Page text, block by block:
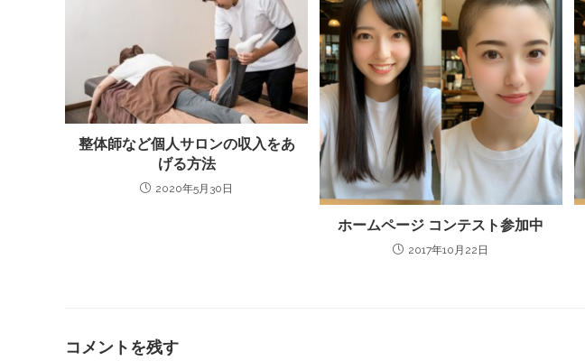
整体師など個人サロンの収入をあ
げる方法
2020年5月30日
ホームページ コンテスト参加中
2017年10月22日
コメントを残す